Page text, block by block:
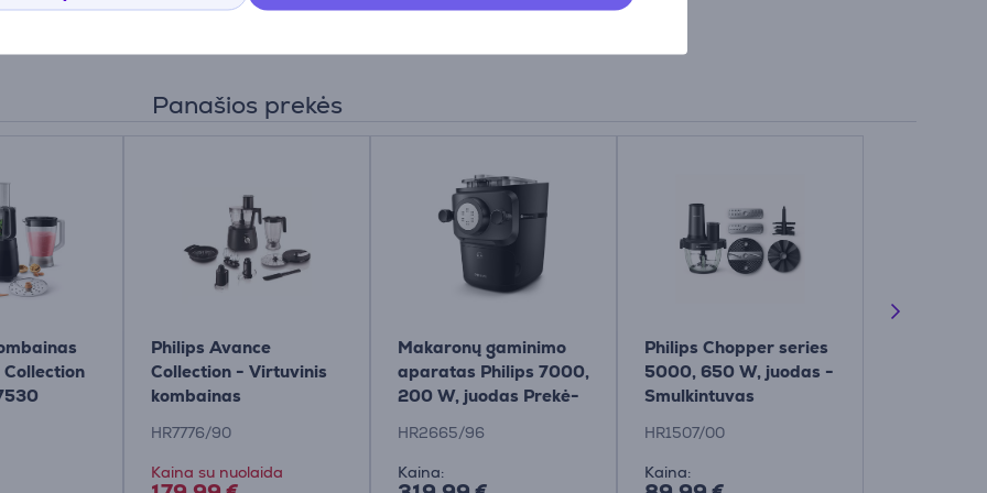
Panašios prekės
Philips Avance
Collection - Virtuvinis
kombainas
HR7776/90
Kaina su nuolaida
Makaronų gaminimo
aparatas Philips 7000,
200 W, juodas Prekė-
HR2665/96
Kaina:
Philips Chopper series
5000, 650 W, juodas -
Smulkintuvas
HR1507/00
Kaina: